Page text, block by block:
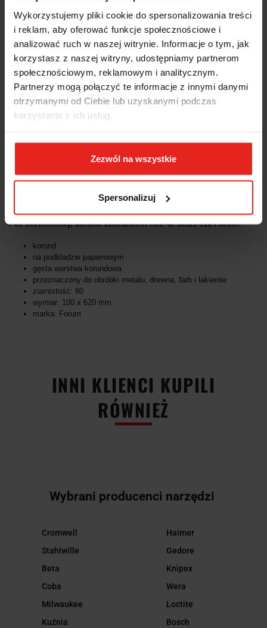
Wykorzystujemy pliki cookie do spersonalizowania treści
i reklam, aby oferować funkcje społecznościowe i
analizować ruch w naszej witrynie. Informacje o tym, jak
korzystasz z naszej witryny, udostępniamy partnerom
społecznościowym, reklamowym i analitycznym.
Partnerzy mogą połączyć te informacje z innymi danymi
otrzymanymi od Ciebie lub uzyskanymi podczas
korzystania z ich usług.
Zezwól na wszystkie
Spersonalizuj
EAN 4317784863216
Wysyłka+2dni (dostawa 0 od 1000zł net.*)
OPIS
INFORMACJE DOT.
BEZPIECZEŃSTWA
OPINIE I OCENY (0)
Pas bezkońcowy, korund 100x620mm K80 42 36115 016 Forum:
korund
na podkładzie papierowym
gęsta warstwa korundowa
przeznaczony do obróbki metalu, drewna, farb i lakierów
ziarnistość: 80
wymiar: 100 x 620 mm
marka: Forum
INNI KLIENCI KUPILI
RÓWNIEŻ
Wybrani producenci narzędzi
Cromwell
Stahlwille
Beta
Coba
Milwaukee
Kuźnia
Haimer
Gedore
Knipex
Wera
Loctite
Bosch